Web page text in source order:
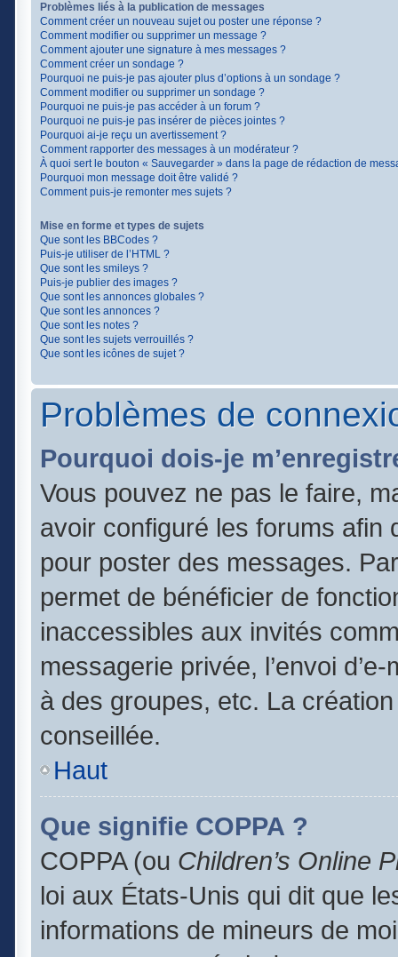
Problèmes liés à la publication de messages
Comment créer un nouveau sujet ou poster une réponse ?
Comment modifier ou supprimer un message ?
Comment ajouter une signature à mes messages ?
Comment créer un sondage ?
Pourquoi ne puis-je pas ajouter plus d’options à un sondage ?
Comment modifier ou supprimer un sondage ?
Pourquoi ne puis-je pas accéder à un forum ?
Pourquoi ne puis-je pas insérer de pièces jointes ?
Pourquoi ai-je reçu un avertissement ?
Comment rapporter des messages à un modérateur ?
À quoi sert le bouton « Sauvegarder » dans la page de rédaction de
Pourquoi mon message doit être validé ?
Comment puis-je remonter mes sujets ?
Mise en forme et types de sujets
Que sont les BBCodes ?
Puis-je utiliser de l’HTML ?
Que sont les smileys ?
Puis-je publier des images ?
Que sont les annonces globales ?
Que sont les annonces ?
Que sont les notes ?
Que sont les sujets verrouillés ?
Que sont les icônes de sujet ?
Problèmes de
Pourquoi dois-je
Vous pouvez ne pas le faire,
avoir configuré les forums afin
pour poster des messages.
permet de bénéficier de
inaccessibles aux invités
messagerie privée, l’envoi
à des groupes, etc. La
conseillée.
Haut
Que signifie COPPA ?
COPPA (ou Children’s Online
loi aux États-Unis qui dit que
informations de mineurs de